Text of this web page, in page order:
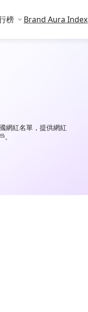
榜 Brand Aura Index
網紅名單，提供網紅